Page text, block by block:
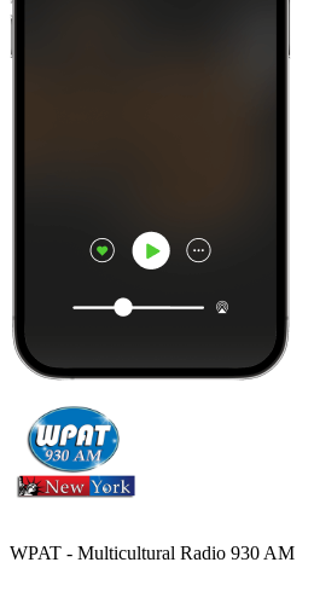
WPAT - Multicultural Radio 930 AM